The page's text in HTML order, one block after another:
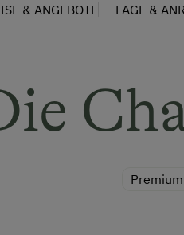
& ANGEBOTE LAGE &